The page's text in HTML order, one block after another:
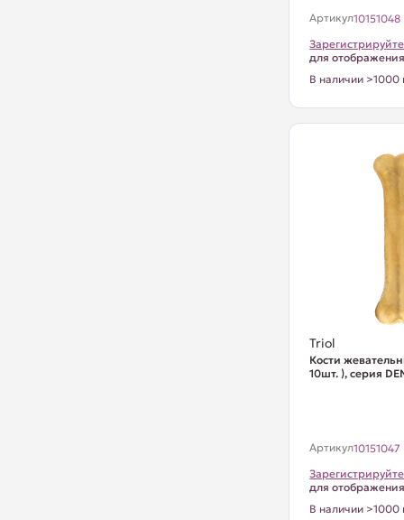
Артикул10151048
для
В наличии >1000
Triol
Кости
10шт. ), серия
Артикул10151047
для
В наличии >1000